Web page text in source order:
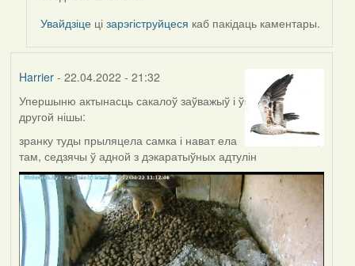
Увайдзіце цізарэгіструйцеся каб пакідаць каментары.
Harrier- 22.04.2022 - 21:32
Упершыню актынасць сакалоў заўважыў і ў
другой нішы:
зранку туды прыляцела самка і нават ела
там, седзячы ў адной з дэкаратыўных адтулін